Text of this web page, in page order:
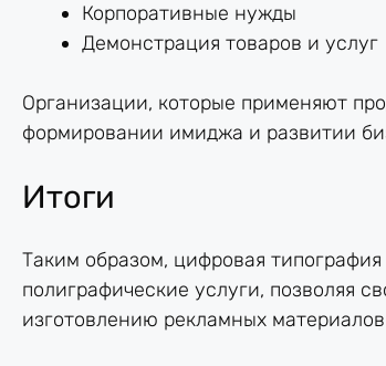
Корпоративные нужды
Демонстрация товаров и услуг
Организации, которые применяют
формировании имиджа и развитии
Итоги
Таким образом, цифровая
полиграфические услуги, позволяя
изготовлению рекламных